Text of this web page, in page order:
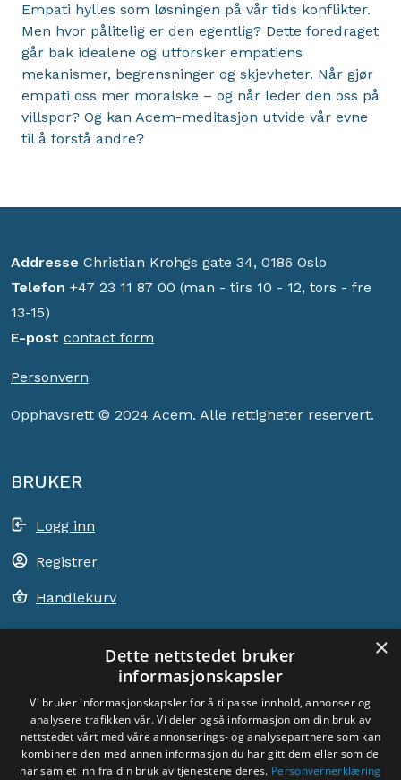
Empati hylles som løsningen på vår tids konflikter.
Men hvor pålitelig er den egentlig? Dette foredraget
går bak idealene og utforsker empatiens
mekanismer, begrensninger og skjevheter. Når gjør
empati oss mer moralske – og når leder den oss på
villspor? Og kan Acem-meditasjon utvide vår evne
til å forstå andre?
Addresse Christian Krohgs gate 34, 0186 Oslo
Telefon +47 23 11 87 00 (man - tirs 10 - 12, tors - fre
13-15)
E-post contact form
Personvern
Opphavsrett © 2024 Acem. Alle rettigheter reservert.
BRUKER
Logg inn
Registrer
Handlekurv
ACEM VERDEN OVER
VELG LAND
Dyade
×
Dette nettstedet bruker
informasjonskapsler
Vi bruker informasjonskapsler for å tilpasse innhold, annonser og
analysere trafikken vår. Vi deler også informasjon om din bruk av
nettstedet vårt med våre annonserings- og analysepartnere som kan
kombinere den med annen informasjon du har gitt dem eller som de
har samlet inn fra din bruk av tjenestene deres. Personvernerklæring